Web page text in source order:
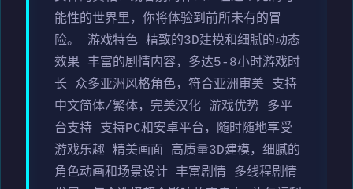
能性的世界里，你将体验到前所未有的冒
险。 游戏特色 精致的3D建模和细腻的动态
效果 丰富的剧情内容，多达5-8小时游戏时
长 众多亚洲风格角色，符合亚洲审美 支持
中文简体/繁体，完美汉化 游戏优势 多平
台支持 支持PC和安卓平台，随时随地享受
游戏乐趣 精美画面 高质量3D建模，细腻的
角色动画和场景设计 丰富剧情 多线程剧情